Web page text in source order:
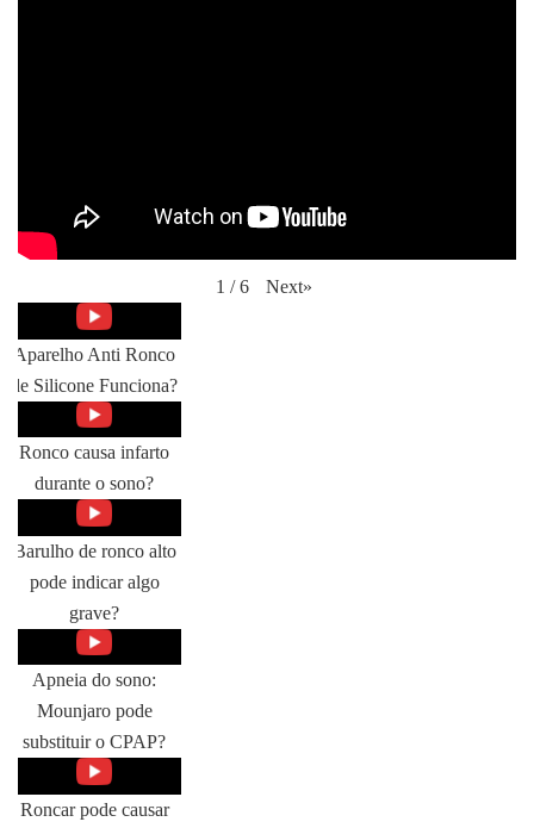
1 / 6 Next»
Aparelho Anti Ronco
de Silicone Funciona?
Ronco causa infarto
durante o sono?
Barulho de ronco alto
pode indicar algo
grave?
Apneia do sono:
Mounjaro pode
substituir o CPAP?
Roncar pode causar